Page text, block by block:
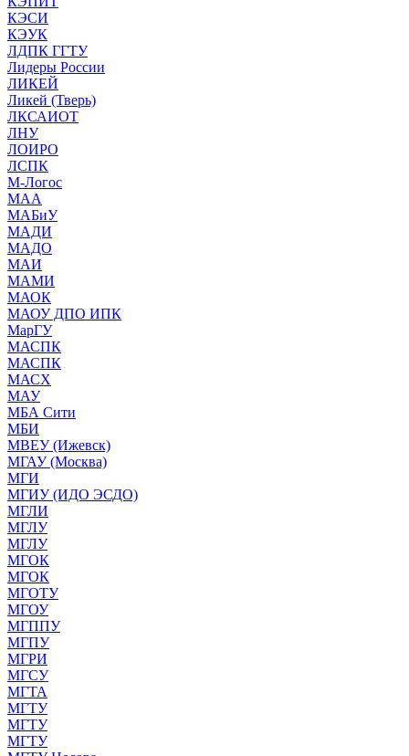
КЭСИ
КЭУК
ЛДПК ГГТУ
Лидеры России
ЛИКЕЙ
Ликей (Тверь)
ЛКСАИОТ
ЛНУ
ЛОИРО
ЛСПК
М-Логос
МАА
МАБиУ
МАДИ
МАДО
МАИ
МАМИ
МАОК
МАОУ ДПО ИПК
МарГУ
МАСПК
МАСПК
МАСХ
МАУ
МБА Сити
МБИ
МВЕУ (Ижевск)
МГАУ (Москва)
МГИ
МГИУ (ИДО ЭСДО)
МГЛИ
МГЛУ
МГЛУ
МГОК
МГОК
МГОТУ
МГОУ
МГППУ
МГПУ
МГРИ
МГСУ
МГТА
МГТУ
МГТУ
МГТУ